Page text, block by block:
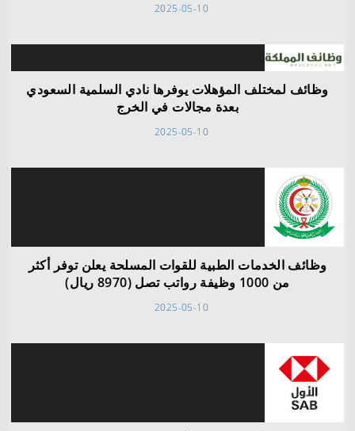
2025-05-10
وظائف لمختلف المؤهلات يوفرها نادي السلمية السعودي
بعدة مجالات في الخرج
2025-05-10
وظائف الخدمات الطبية للقوات المسلحة يعلن توفر أكثر
من 1000 وظيفة رواتب تصل (8970 ريال)
2025-05-10